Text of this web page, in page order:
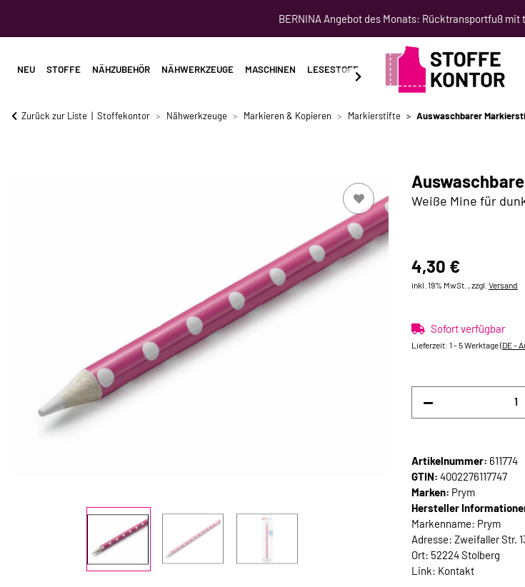
BERNINA Angebot des Monats: Rücktransportfuß mit
NEU STOFFE NÄHZUBEHÖR NÄHWERKZEUGE MASCHINEN LESESTOFF SCHNITTMUSTER NÄHKURSE
Zurück zur Liste Stoffekontor Nähwerkzeuge Markieren & Kopieren Markierstifte Auswaschbarer
Weiße Mine für
4,30 €
inkl. 19% MwSt. , zzgl. Versand
Sofort verfügbar
Lieferzeit: 1 - 5 Werktage(DE -
Artikelnummer: 611774
GTIN: 4002276117747
Marken: Prym
Hersteller
Markenname: Prym
Adresse: Zweifaller Str.
Ort: 52224 Stolberg
Link: Kontakt